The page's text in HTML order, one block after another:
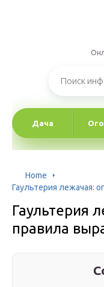
Дача
Home
Гаультерия лежачая:
Гаультерия
правила